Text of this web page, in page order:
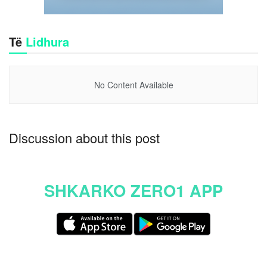
Të Lidhura
No Content Available
Discussion about this post
SHKARKO ZERO1 APP